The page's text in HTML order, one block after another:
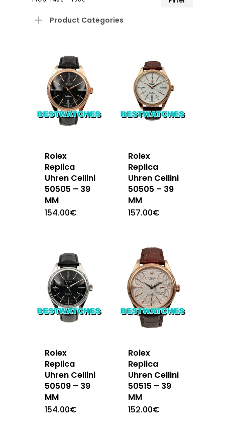
Product Categories
Rolex
Replica
Uhren Cellini
50505 – 39
MM
154.00€
Rolex
Replica
Uhren Cellini
50505 – 39
MM
157.00€
Rolex
Replica
Uhren Cellini
50509 – 39
MM
154.00€
Rolex
Replica
Uhren Cellini
50515 – 39
MM
152.00€